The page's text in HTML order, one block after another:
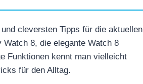
cleversten Tipps für die aktuellen
8, die elegante Watch 8
Funktionen kennt man vielleicht
für den Alltag.